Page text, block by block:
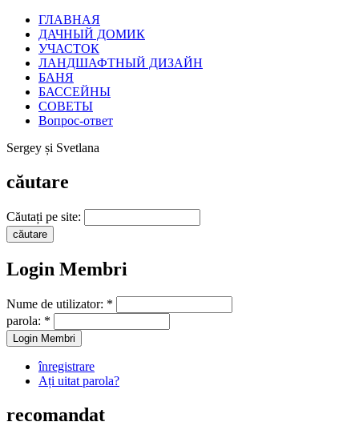
ГЛАВНАЯ
ДАЧНЫЙ ДОМИК
УЧАСТОК
ЛАНДШАФТНЫЙ ДИЗАЙН
БАНЯ
БАССЕЙНЫ
СОВЕТЫ
Вопрос-ответ
Sergey și Svetlana
căutare
Căutați pe site:
Login Membri
Nume de utilizator: *
parola: *
înregistrare
Ați uitat parola?
recomandat